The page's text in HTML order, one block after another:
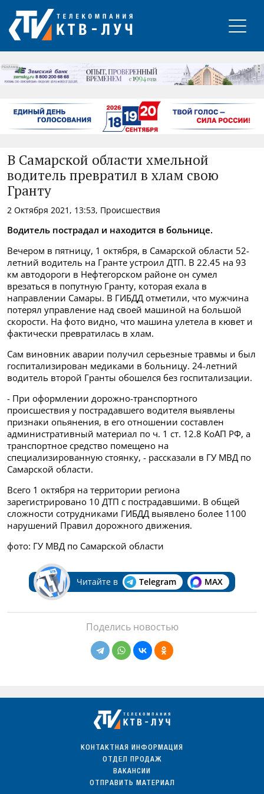
РЕКЛАМА
В Самарской области хмельной
водитель превратил в хлам свою
Гранту
2 Октября 2021, 13:53, Происшествия
Водитель пострадал и находится в больнице.
Вечером в пятницу, 1 октября, в Самарской области 52-
летний водитель на Гранте устроил ДТП. В 22.45 на 93
км автодороги в Нефтегорском районе он сумел
врезаться в попутную Гранту, которая ехала в
направлении Самары. В ГИБДД отметили, что мужчина
потерял управление над своей машиной на большой
скорости. На фото видно, что машина улетела в кювет и
фактически превратилась в хлам.
Сам виновник аварии получил серьезные травмы и был
госпитализирован медиками в больницу. 24-летний
водитель второй Гранты обошелся без госпитализации.
- При оформлении дорожно-транспортного
происшествия у пострадавшего водителя выявлены
признаки опьянения, в его отношении составлен
административный материал по ч. 1 ст. 12.8 КоАП РФ, а
транспортное средство помещено на
специализированную стоянку, - рассказали в ГУ МВД по
Самарской области.
Всего 1 октября на территории региона
зарегистрировано 10 ДТП с пострадавшими. В общей
сложности сотрудниками ГИБДД выявлено более 1100
нарушений Правил дорожного движения.
фото: ГУ МВД по Самарской области
Читайте в Telegram MAX
Поделись новостью
КОНТАКТНАЯ ИНФОРМАЦИЯ
ОТДЕЛ ПРОДАЖ
ВАКАНСИИ
ОТПРАВИТЬ МАТЕРИАЛ